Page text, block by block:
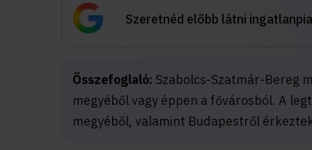
Szeretnéd előbb látni
Összefoglaló: Szabolcs-Szatmár-Bereg
megyéből vagy éppen a fővárosból. A
megyéből, valamint Budapestről